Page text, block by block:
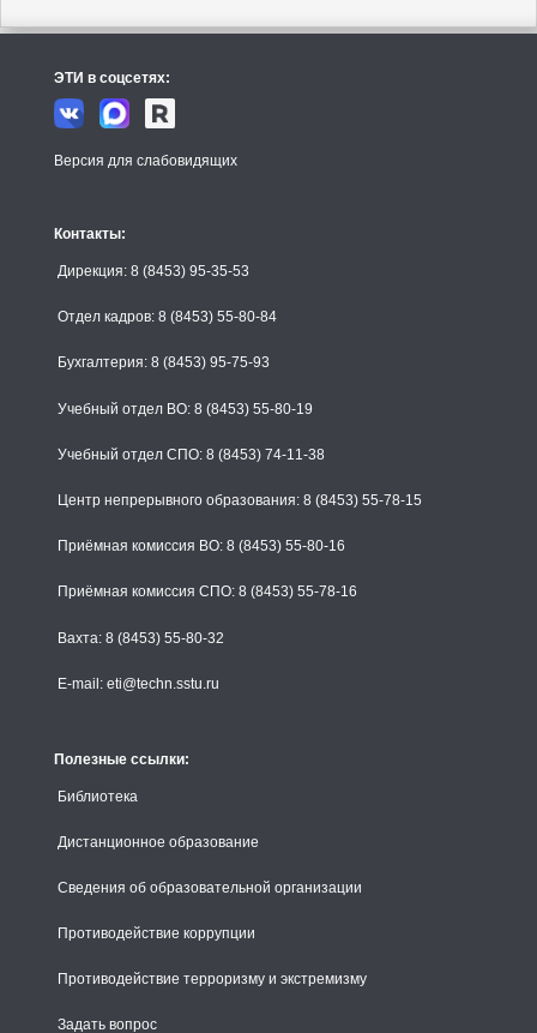
ЭТИ в соцсетях:
Версия для слабовидящих
Контакты:
Дирекция: 8 (8453) 95-35-53
Отдел кадров: 8 (8453) 55-80-84
Бухгалтерия: 8 (8453) 95-75-93
Учебный отдел ВО: 8 (8453) 55-80-19
Учебный отдел СПО: 8 (8453) 74-11-38
Центр непрерывного образования: 8 (8453) 55-78-15
Приёмная комиссия ВО: 8 (8453) 55-80-16
Приёмная комиссия СПО: 8 (8453) 55-78-16
Вахта: 8 (8453) 55-80-32
E-mail: eti@techn.sstu.ru
Полезные ссылки:
Библиотека
Дистанционное образование
Сведения об образовательной организации
Противодействие коррупции
Противодействие терроризму и экстремизму
Задать вопрос